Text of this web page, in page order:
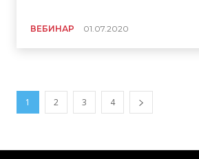
ВЕБИНАР 01.07.2020
1 2 3 4